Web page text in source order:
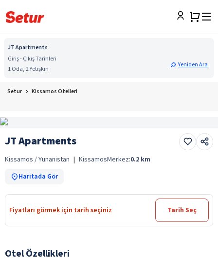
JT Apartments
Giriş - Çıkış Tarihleri
1 Oda, 2 Yetişkin
Yeniden Ara
Setur Kissamos Otelleri
JT Apartments
Kissamos / Yunanistan | KissamosMerkez:0.2 km
Haritada Gör
Fiyatları görmek için tarih seçiniz Tarih Seç
Otel Özellikleri